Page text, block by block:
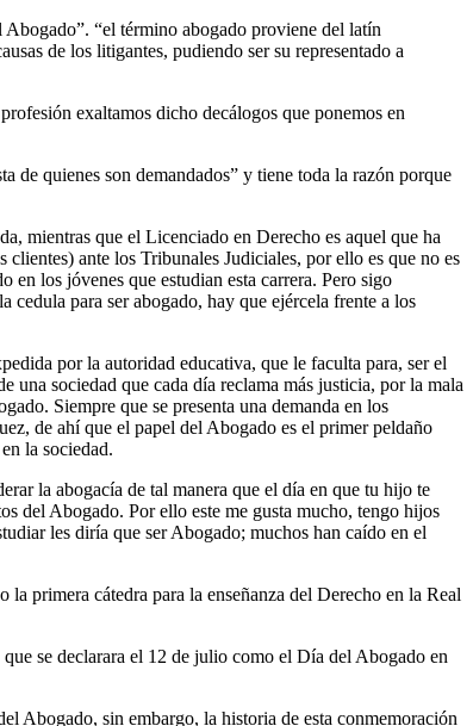
Abogado”. “el término abogado proviene del latín
de los litigantes, pudiendo ser su representado a
exaltamos dicho decálogos que ponemos en
de quienes son demandados” y tiene toda la razón porque
mientras que el Licenciado en Derecho es aquel que ha
ante los Tribunales Judiciales, por ello es que no es
en los jóvenes que estudian esta carrera. Pero sigo
cedula para ser abogado, hay que ejércela frente a los
por la autoridad educativa, que le faculta para, ser el
una sociedad que cada día reclama más justicia, por la mala
Siempre que se presenta una demanda en los
de ahí que el papel del Abogado es el primer peldaño
la sociedad.
la abogacía de tal manera que el día en que tu hijo te
del Abogado. Por ello este me gusta mucho, tengo hijos
les diría que ser Abogado; muchos han caído en el
primera cátedra para la enseñanza del Derecho en la Real
se declarara el 12 de julio como el Día del Abogado en
Abogado, sin embargo, la historia de esta conmemoración